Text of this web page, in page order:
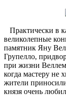
Практически в
великолепные
памятник Яну
Групелло,
при жизни
когда мастеру не
жители
князя очень